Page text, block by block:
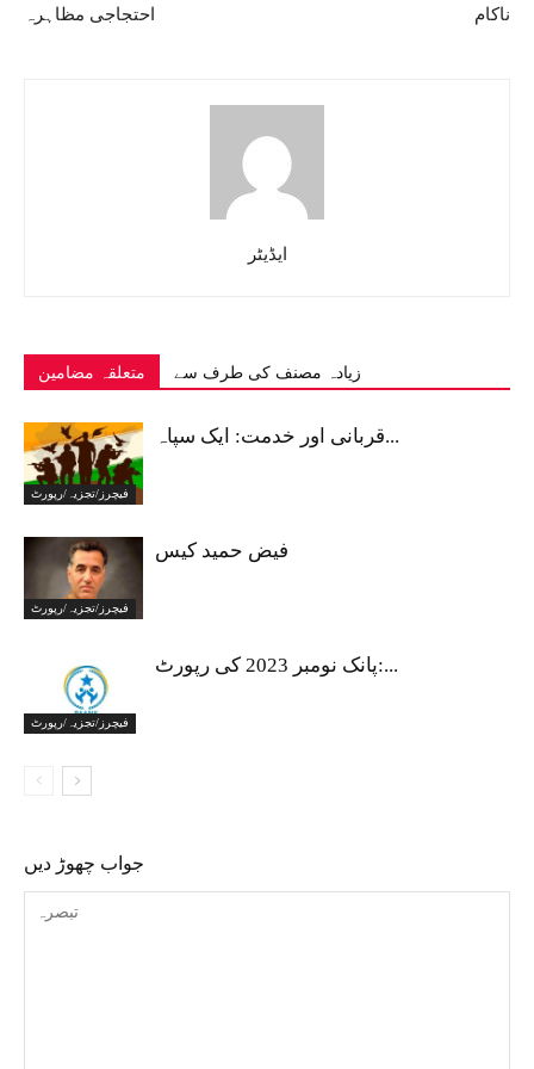
احتجاجی مظاہرہ ناکام
ایڈیٹر
متعلقہ مضامین زیادہ مصنف کی طرف سے
فیچرز/تجزیہ/رپورٹ
قربانی اور خدمت: ایک سپاہ...
فیچرز/تجزیہ/رپورٹ
فیض حمید کیس
فیچرز/تجزیہ/رپورٹ
پانک نومبر 2023 کی رپورٹ:...
جواب چھوڑ دیں